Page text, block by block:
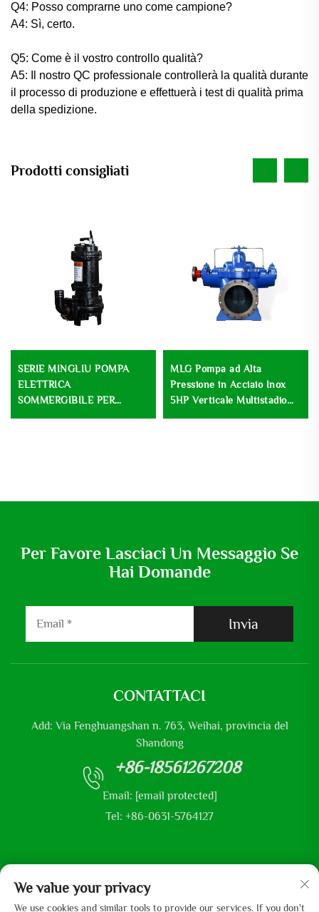
Q4: Posso comprarne uno come campione?
A4: Sì, certo.
Q5: Come è il vostro controllo qualità?
A5: Il nostro QC professionale controllerà la qualità durante
il processo di produzione e effettuerà i test di qualità prima
della spedizione.
Prodotti consigliati
SERIE MINGLIU POMPA
ELETTRICA
SOMMERGIBILE PER
FANGHI POMPA
MLG Pompa ad Alta
Pressione in Acciaio Inox
5HP Verticale Multistadio
Pompa di Sollevamento
Per Favore Lasciaci Un Messaggio Se
Hai Domande
Invia
CONTATTACI
Add: Via Fenghuangshan n. 763, Weihai, provincia del
Shandong
+86-18561267208
Email: [email protected]
Tel: +86-0631-5764127
We value your privacy
We use cookies and similar tools to provide our services. If you don't